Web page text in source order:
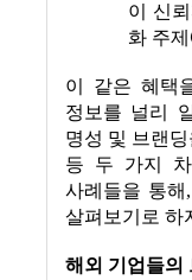
이 신
화 주
이 같은 혜택
정보를 널리
명성 및 브랜
등 두 가지
사례들을 통해 ,
살펴보기로 하
해외 기업들의